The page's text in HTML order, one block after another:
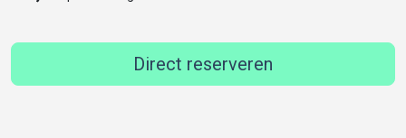
Direct reserveren